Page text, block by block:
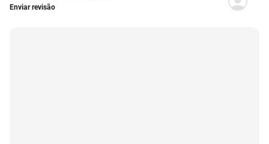
Enviar revisão